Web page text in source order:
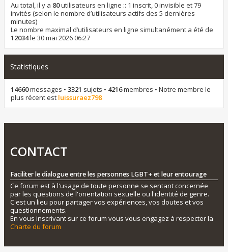
Au total, il y a 80utilisateurs en ligne :: 1 inscrit, 0 invisible et 79
invités (selon le nombre d’utilisateurs actifs des 5 dernières
minutes)
Le nombre maximal d’utilisateurs en ligne simultanément a été de
12034le 30 mai 2026 06:27
Statistiques
14660messages • 3321 sujets • 4216membres • Notre membre le
plus récent est luissuraez798
CONTACT
Faciliter le dialogue entre les personnes LGBT+ et leur entourage
Ce forum est à l'usage de toute personne se sentant concernée
par les questions de l'orientation sexuelle ou l'identité de genre.
C'est un lieu pour partager vos expériences, vos doutes et vos
questionnements.
En vous inscrivant sur ce forum vous vous engagez à respecter la
Charte du forum